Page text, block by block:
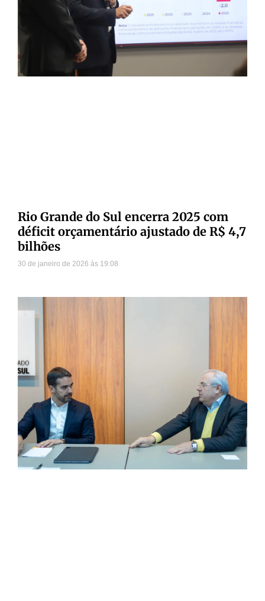
Rio Grande do Sul encerra 2025 com
déficit orçamentário ajustado de R$ 4,7
bilhões
30 de janeiro de 2026 19:08